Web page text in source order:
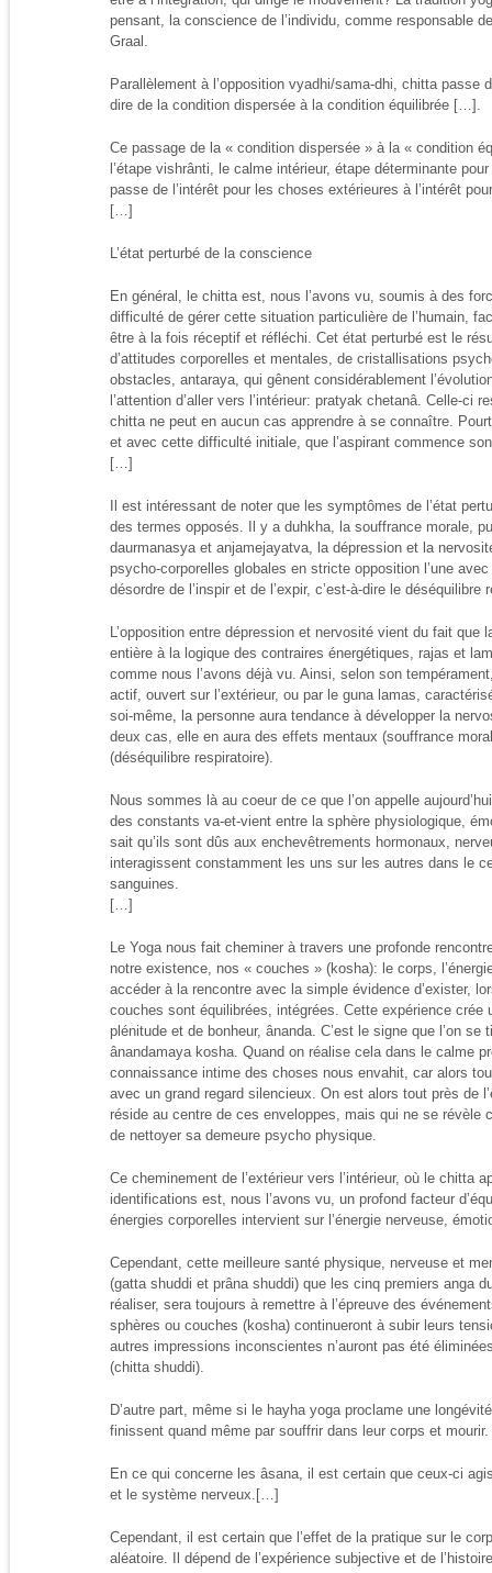
pensant, la conscience de l’individu, comme responsable
Graal.
Parallèlement à l’opposition vyadhi/sama-dhi, chitta passe
dire de la condition dispersée à la condition équilibrée […].
Ce passage de la « condition dispersée » à la « condition
l’étape vishrânti, le calme intérieur, étape déterminante
passe de l’intérêt pour les choses extérieures à l’intérêt
[…]
L’état perturbé de la conscience
En général, le chitta est, nous l’avons vu, soumis à des
difficulté de gérer cette situation particulière de l’humain,
être à la fois réceptif et réfléchi. Cet état perturbé est le
d’attitudes corporelles et mentales, de cristallisations
obstacles, antaraya, qui gênent considérablement
l’attention d’aller vers l’intérieur: pratyak chetanâ. Celle-ci
chitta ne peut en aucun cas apprendre à se connaître.
et avec cette difficulté initiale, que l’aspirant commence
[…]
Il est intéressant de noter que les symptômes de l’état
des termes opposés. Il y a duhkha, la souffrance morale,
daurmanasya et anjamejayatva, la dépression et la
psycho-corporelles globales en stricte opposition l’une
désordre de l’inspir et de l’expir, c’est-à-dire le
L’opposition entre dépression et nervosité vient du fait que
entière à la logique des contraires énergétiques, rajas et
comme nous l’avons déjà vu. Ainsi, selon son
actif, ouvert sur l’extérieur, ou par le guna lamas,
soi-même, la personne aura tendance à développer la
deux cas, elle en aura des effets mentaux (souffrance
(déséquilibre respiratoire).
Nous sommes là au coeur de ce que l’on appelle
des constants va-et-vient entre la sphère physiologique,
sait qu’ils sont dûs aux enchevêtrements hormonaux,
interagissent constamment les uns sur les autres dans le
sanguines.
[…]
Le Yoga nous fait cheminer à travers une profonde
notre existence, nos « couches » (kosha): le corps,
accéder à la rencontre avec la simple évidence d’exister,
couches sont équilibrées, intégrées. Cette expérience crée
plénitude et de bonheur, ânanda. C’est le signe que l’on
ânandamaya kosha. Quand on réalise cela dans le calme
connaissance intime des choses nous envahit, car alors
avec un grand regard silencieux. On est alors tout près de
réside au centre de ces enveloppes, mais qui ne se révèle
de nettoyer sa demeure psycho physique.
Ce cheminement de l’extérieur vers l’intérieur, où le chitta
identifications est, nous l’avons vu, un profond facteur
énergies corporelles intervient sur l’énergie nerveuse,
Cependant, cette meilleure santé physique, nerveuse et
(gatta shuddi et prâna shuddi) que les cinq premiers anga
réaliser, sera toujours à remettre à l’épreuve des
sphères ou couches (kosha) continueront à subir leurs
autres impressions inconscientes n’auront pas été
(chitta shuddi).
D’autre part, même si le hayha yoga proclame une
finissent quand même par souffrir dans leur corps et
En ce qui concerne les âsana, il est certain que ceux-ci
et le système nerveux.[…]
Cependant, il est certain que l’effet de la pratique sur le
aléatoire. Il dépend de l’expérience subjective et de